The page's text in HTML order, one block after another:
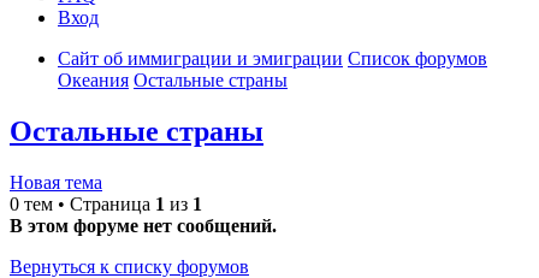
Вход
Сайт об иммиграции и эмиграции Список форумов
Океания Остальные страны
Остальные страны
Новая тема
0 тем • Страница 1 из 1
В этом форуме нет сообщений.
Вернуться к списку форумов